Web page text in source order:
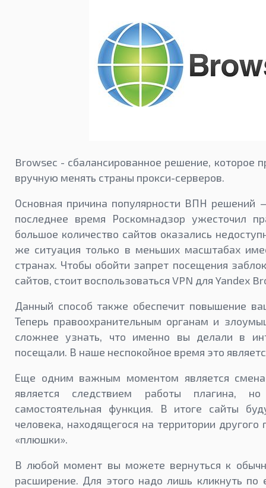
Browsec - сбалансированное решение, которое
вручную менять страны прокси-серверов.
Основная причина популярности ВПН решений
последнее время Роскомнадзор ужесточил
большое количество сайтов оказались
же ситуация только в меньших масштабах
странах. Чтобы обойти запрет посещения
сайтов, стоит воспользоваться VPN для Yandex
Данный способ также обеспечит повышение
Теперь правоохранительным органам и
сложнее узнать, что именно вы делали в
посещали. В наше неспокойное время это
Еще одним важным моментом является
является следствием работы плагина,
самостоятельная функция. В итоге сайты
человека, находящегося на территории другого
«плюшки».
В любой момент вы можете вернуться к
расширение. Для этого надо лишь кликнуть по